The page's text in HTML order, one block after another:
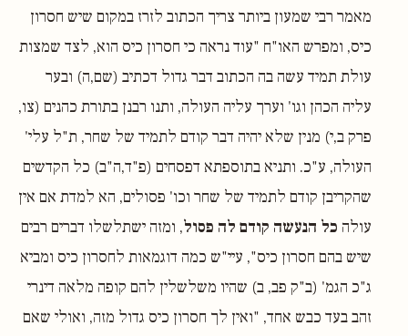
מאמר רבי שמעון ביותר צריך הכתוב לזרז במקום שיש חסרון
כיס, ומפרש האו"ח "עוד נראה כי חסרון כיס הוא, לצד שמצות
עולת תמיד עשה בה הכתוב דבר גדול דכתיב (שם,ה) ובער
עליה הכהן וגו' וערך עליה העולה, ותנו רבנן בתורת כהנים (צו,
פרק ב,י) מנין שלא יהיה דבר קודם לתמיד של שחר, ת"ל עלי'
העולה, ע"כ. ותניא בתוספתא דפסחים (פ"ד,ה"ב) כל הקדשים
שהקריבן קודם לתמיד של שחר וכו' פסולים, הא למדת אם אין
עולה כל הנעשה קודם לה פסול, ומזה ישתלשלו דברים רבים
שיש בהם חסרון כיס", עיי"ש כמה דוגמאות לחסרון כיס ומביא
ג"כ הגמ' (ב"ק פב, ב) שהיו משלשלין להם קופה מלאה דינרי
זהב בעד כבש אחד, "ואין לך חסרון כיס גדול מזה, ואולי שאם